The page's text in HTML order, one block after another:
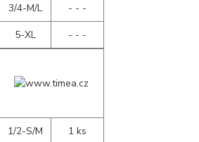
3/4-M/L
- - -
5-XL
- - -
1/2-S/M
1 ks